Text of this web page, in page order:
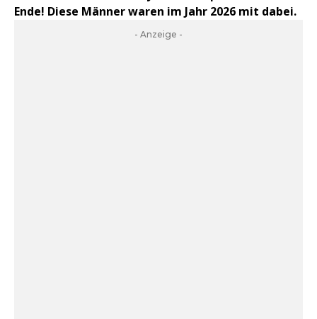
Ende! Diese Männer waren im Jahr 2026 mit dabei.
- Anzeige -